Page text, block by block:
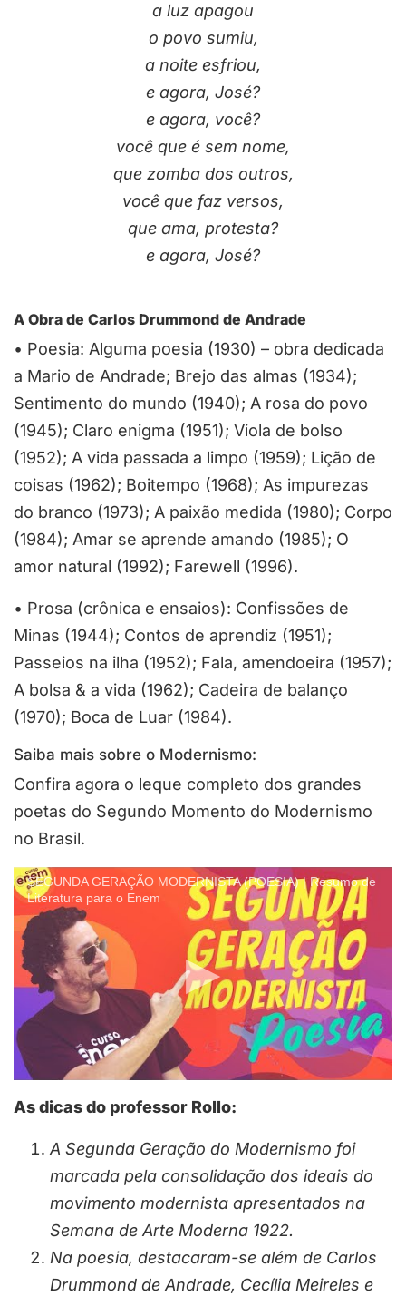
a luz apagou
o povo sumiu,
a noite esfriou,
e agora, José?
e agora, você?
você que é sem nome,
que zomba dos outros,
você que faz versos,
que ama, protesta?
e agora, José?
A Obra de Carlos Drummond de Andrade
• Poesia: Alguma poesia (1930) – obra dedicada
a Mario de Andrade; Brejo das almas (1934);
Sentimento do mundo (1940); A rosa do povo
(1945); Claro enigma (1951); Viola de bolso
(1952); A vida passada a limpo (1959); Lição de
coisas (1962); Boitempo (1968); As impurezas
do branco (1973); A paixão medida (1980); Corpo
(1984); Amar se aprende amando (1985); O
amor natural (1992); Farewell (1996).
• Prosa (crônica e ensaios): Confissões de
Minas (1944); Contos de aprendiz (1951);
Passeios na ilha (1952); Fala, amendoeira (1957);
A bolsa & a vida (1962); Cadeira de balanço
(1970); Boca de Luar (1984).
Saiba mais sobre o Modernismo:
Confira agora o leque completo dos grandes
poetas do Segundo Momento do Modernismo
no Brasil.
SEGUNDA GERAÇÃO MODERNISTA (POESIA) | Resumo de
Literatura para o Enem
As dicas do professor Rollo:
A Segunda Geração do Modernismo foi
marcada pela consolidação dos ideais do
movimento modernista apresentados na
Semana de Arte Moderna 1922.
Na poesia, destacaram-se além de Carlos
Drummond de Andrade, Cecília Meireles e